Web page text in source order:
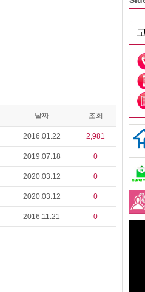
날짜 조회
2016.01.22 2,981
2019.07.18 0
2020.03.12 0
2020.03.12 0
2016.11.21 0